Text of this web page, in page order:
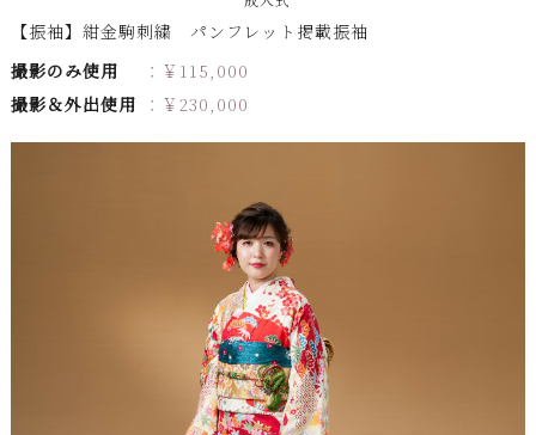
【振袖】紺金駒刺繍 パンフレット掲載振袖
撮影のみ使用
￥ 115,000
撮影＆外出使用
￥ 230,000